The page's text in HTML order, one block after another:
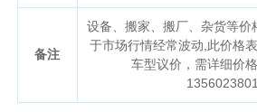
备注
设备、搬家、搬厂、杂货等价
于市场行情经常波动,此价格
车型议价，需详细价